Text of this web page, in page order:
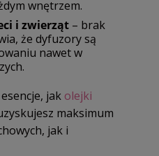
wnętrzem.
i zwierząt – brak
że dyfuzory są
nawet w
jak olejki
maksimum
jak i